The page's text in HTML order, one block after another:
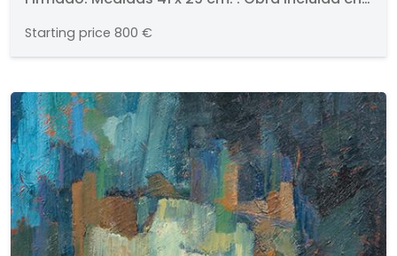
Starting price 800 €